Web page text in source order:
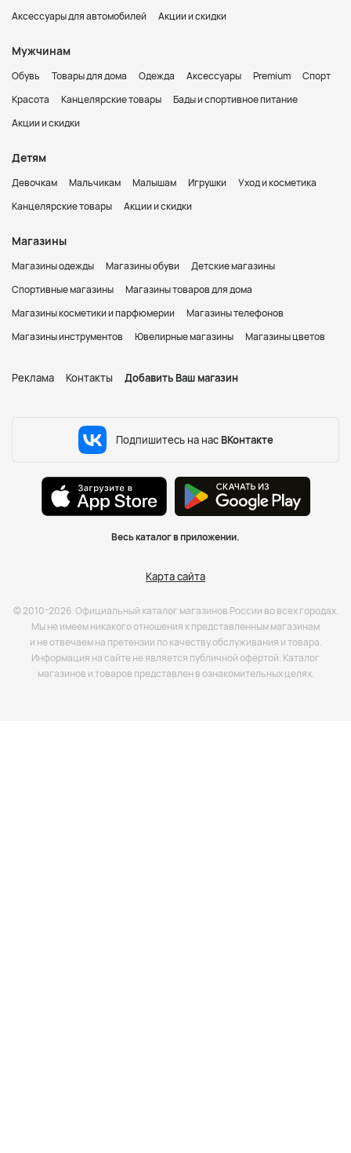
Аксессуары для автомобилей
Акции и скидки
Мужчинам
Обувь Товары для дома Одежда Аксессуары Premium
Спорт
Красота
Канцелярские товары
Бады и спортивное питание
Акции и скидки
Детям
Девочкам Мальчикам Малышам Игрушки
Уход и косметика
Канцелярские товары
Акции и скидки
Магазины
Магазины одежды Магазины обуви
Детские магазины
Спортивные магазины
Магазины товаров для дома
Магазины косметики и парфюмерии
Магазины телефонов
Магазины инструментов
Ювелирные магазины Магазины цветов
Реклама Контакты Добавить Ваш магазин
Подпишитесь на нас ВКонтакте
Весь каталог в приложении.
Карта сайта
© 2010-2026. Официальный каталог магазинов России во всех городах.
Мы не имеем никакого отношения к представленным магазинам
и не отвечаем на претензии по качеству обслуживания и товара.
Информация на сайте не является публичной офёртой. Каталог
магазинов и товаров представлен в ознакомительных целях.